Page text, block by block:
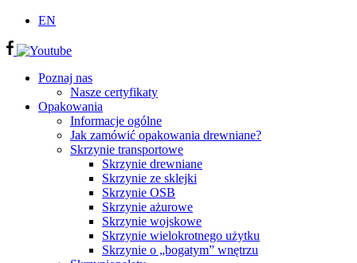
EN
Poznaj nas
Nasze certyfikaty
Opakowania
Informacje ogólne
Jak zamówić opakowania drewniane?
Skrzynie transportowe
Skrzynie drewniane
Skrzynie ze sklejki
Skrzynie OSB
Skrzynie ażurowe
Skrzynie wojskowe
Skrzynie wielokrotnego użytku
Skrzynie o „bogatym” wnętrzu